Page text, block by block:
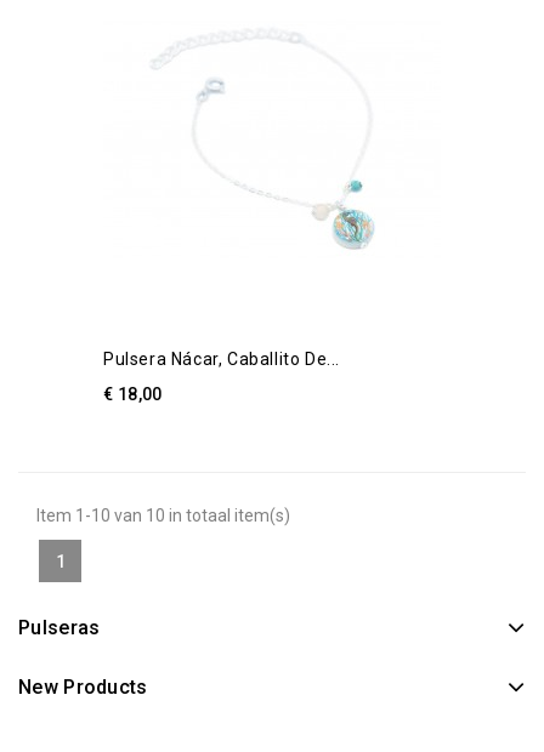
Pulsera Nácar, Caballito De...
€ 18,00
Item 1-10 van 10 in totaal item(s)
1
Pulseras
New Products